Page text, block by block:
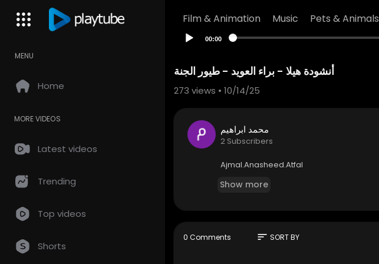
Film & Animation Music Pets & Animals
MENU
Home
MORE VIDEOS
Latest videos
Trending
Top videos
Shorts
00:00
أنشودة هيلا - براء العويد - طيور الجنة
273 views • 10/14/25
محمد ابراهيم
2 Subscribers
⁣⁣Ajmal.Anasheed.Atfal
Show more
0 Comments sort SORT BY